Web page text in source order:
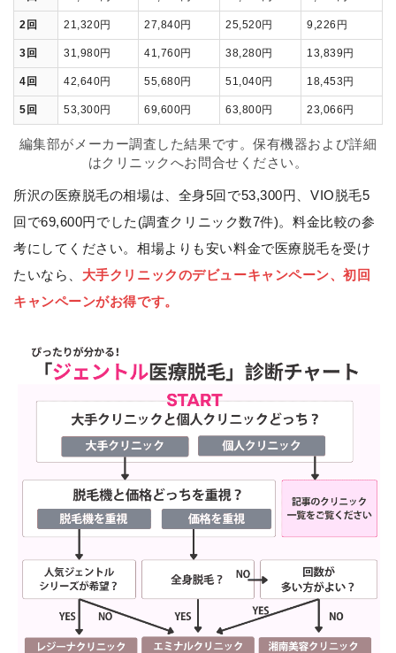
2回 21,320円 27,840円 25,520円 9,226円
3回 31,980円 41,760円 38,280円 13,839円
4回 42,640円 55,680円 51,040円 18,453円
5回 53,300円 69,600円 63,800円 23,066円
編集部がメーカー調査した結果です。保有機器および詳細
はクリニックへお問合せください。
所沢の医療脱毛の相場は、全身5回で53,300円、VIO脱毛5
回で69,600円でした(調査クリニック数7件)。料金比較の参
考にしてください。相場よりも安い料金で医療脱毛を受け
たいなら、 大手クリニックのデビューキャンペーン、初回
キャンペーンがお得です。